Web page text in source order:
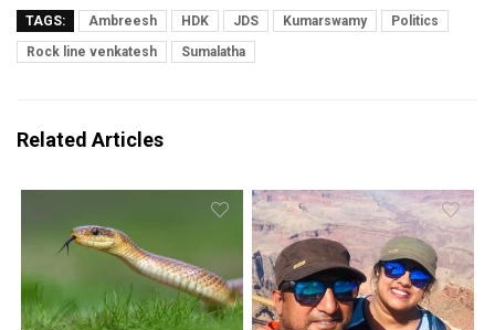
TAGS: Ambreesh HDK JDS Kumarswamy
Politics
Rock line venkatesh
Sumalatha
Related Articles